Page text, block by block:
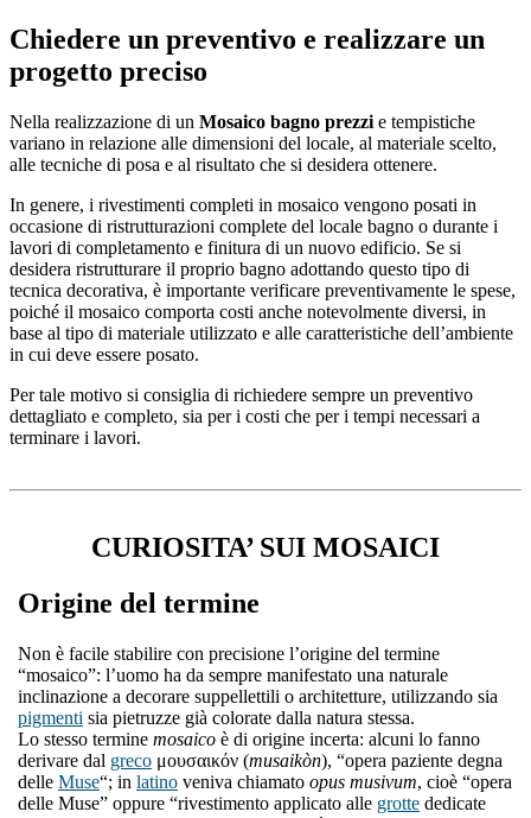
Chiedere un preventivo e realizzare un
progetto preciso
Nella realizzazione di un Mosaico bagno prezzi e tempistiche
variano in relazione alle dimensioni del locale, al materiale scelto,
alle tecniche di posa e al risultato che si desidera ottenere.
In genere, i rivestimenti completi in mosaico vengono posati in
occasione di ristrutturazioni complete del locale bagno o durante i
lavori di completamento e finitura di un nuovo edificio. Se si
desidera ristrutturare il proprio bagno adottando questo tipo di
tecnica decorativa, è importante verificare preventivamente le spese,
poiché il mosaico comporta costi anche notevolmente diversi, in
base al tipo di materiale utilizzato e alle caratteristiche dell’ambiente
in cui deve essere posato.
Per tale motivo si consiglia di richiedere sempre un preventivo
dettagliato e completo, sia per i costi che per i tempi necessari a
terminare i lavori.
CURIOSITA’ SUI MOSAICI
Origine del termine
Non è facile stabilire con precisione l’origine del termine
“mosaico”: l’uomo ha da sempre manifestato una naturale
inclinazione a decorare suppellettili o architetture, utilizzando sia
pigmenti sia pietruzze già colorate dalla natura stessa.
Lo stesso termine mosaico è di origine incerta: alcuni lo fanno
derivare dal greco μουσαικόν (musaikòn), “opera paziente degna
delle Muse“; in latino veniva chiamato opus musivum, cioè “opera
delle Muse” oppure “rivestimento applicato alle grotte dedicate